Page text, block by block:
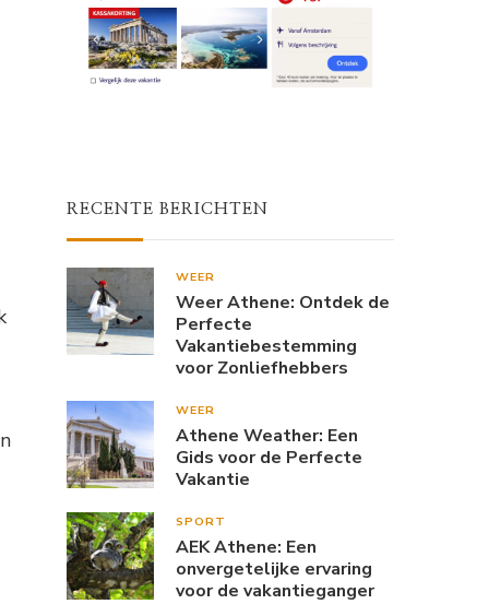
RECENTE BERICHTEN
WEER
Weer Athene: Ontdek de
Perfecte
Vakantiebestemming
voor Zonliefhebbers
WEER
Athene Weather: Een
Gids voor de Perfecte
Vakantie
SPORT
AEK Athene: Een
onvergetelijke ervaring
voor de vakantieganger